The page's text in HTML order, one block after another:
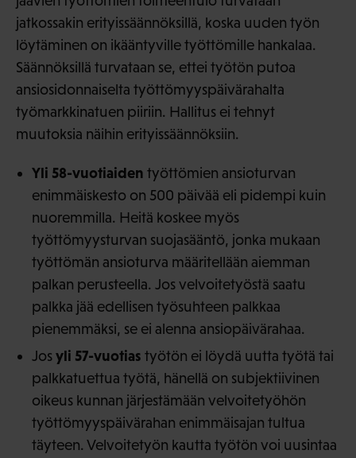
jatkossakin erityissäännöksillä, koska uuden työn
löytäminen on ikääntyville työttömille hankalaa.
Säännöksillä turvataan se, ettei työtön putoa
ansiosidonnaiselta työttömyyspäivärahalta
työmarkkinatuen piiriin. Hallitus ei tehnyt
muutoksia näihin erityissäännöksiin.
Yli 58-vuotiaiden työttömien ansioturvan
enimmäiskesto on 500 päivää eli pidempi kuin
nuoremmilla. Heitä koskee myös
työttömyysturvan suojasääntö, jonka mukaan
työttömän ansioturva määritellään aiemman
palkan perusteella. Jos velvoitetyöstä saatu
palkka jää edellisen työsuhteen palkkaa
pienemmäksi, se ei alenna ansiopäivärahaa.
Josyli 57-vuotias työtön ei löydä uutta työtä tai
palkkatuettua työtä, hänellä on subjektiivinen
oikeus kunnan järjestämään velvoitetyöhön
työttömyyspäivärahan enimmäisajan tultua
täyteen. Velvoitetyön kautta työtön voi uusintaa